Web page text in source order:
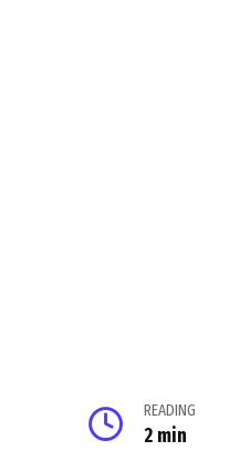
READING
2 min